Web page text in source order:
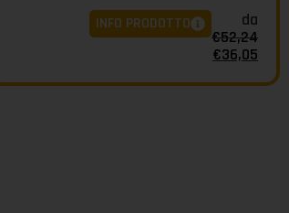
da
€52,24
€36,05
INFO PRODOTTO